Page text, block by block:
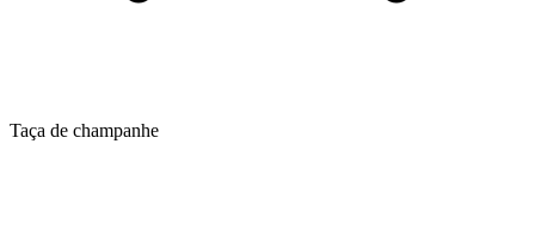
Taça de champanhe